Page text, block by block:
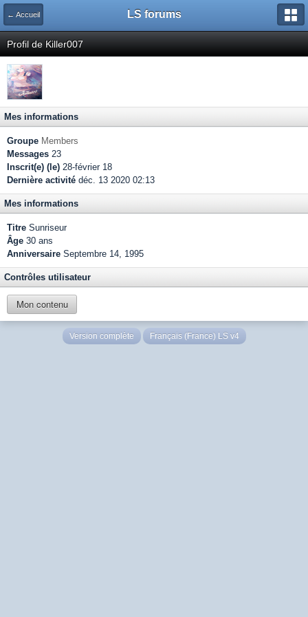
← Accueil LS forums
Profil de Killer007
Mes informations
Groupe Members
Messages 23
Inscrit(e) (le) 28-février 18
Dernière activité déc. 13 2020 02:13
Mes informations
Titre Sunriseur
Âge 30 ans
Anniversaire Septembre 14, 1995
Contrôles utilisateur
Mon contenu
Version complète Français (France) LS v4